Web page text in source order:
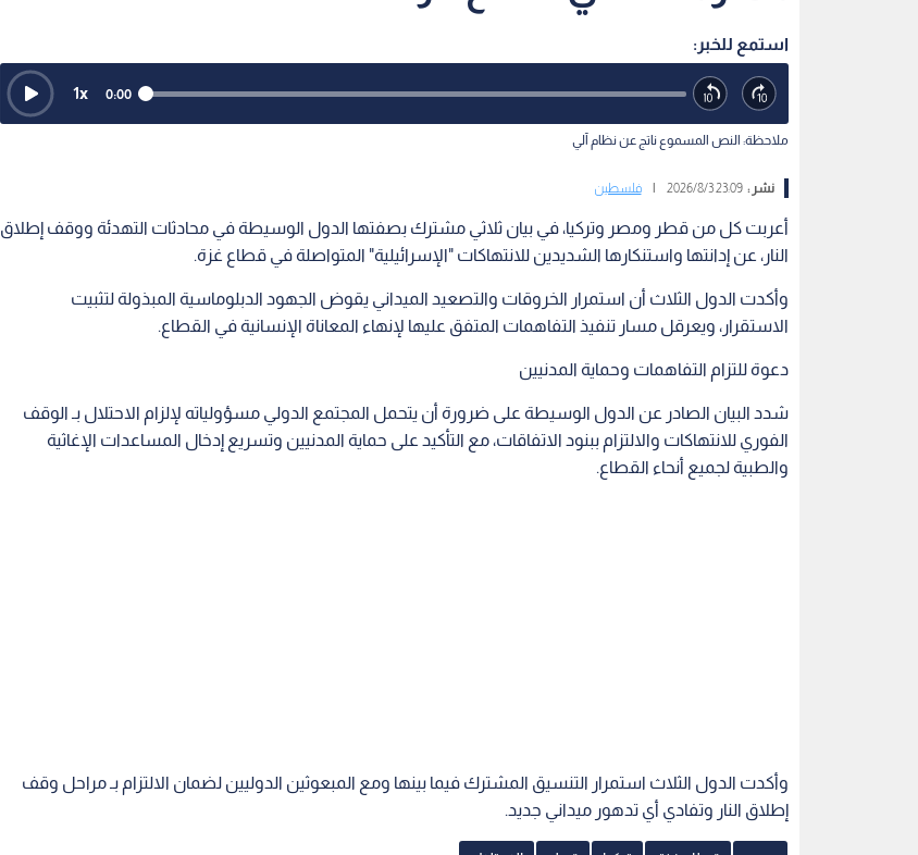
استمع للخبر:
0:00
1x
ملاحظة: النص المسموع ناتج عن نظام آلي
نشر :23:09 2026/8/3 فلسطين
أعربت كل من قطر ومصر وتركيا، في بيان ثلاثي مشترك بصفتها الدول الوسيطة في محادثات التهدئة ووقف إطلاق
النار، عن إدانتها واستنكارها الشديدين للانتهاكات "الإسرائيلية" المتواصلة في قطاع غزة.
وأكدت الدول الثلاث أن استمرار الخروقات والتصعيد الميداني يقوض الجهود الدبلوماسية المبذولة لتثبيت
الاستقرار، ويعرقل مسار تنفيذ التفاهمات المتفق عليها لإنهاء المعاناة الإنسانية في القطاع.
دعوة للتزام التفاهمات وحماية المدنيين
شدد البيان الصادر عن الدول الوسيطة على ضرورة أن يتحمل المجتمع الدولي مسؤولياته لإلزام الاحتلال بـ الوقف
الفوري للانتهاكات والالتزام ببنود الاتفاقات، مع التأكيد على حماية المدنيين وتسريع إدخال المساعدات الإغاثية
والطبية لجميع أنحاء القطاع.
وأكدت الدول الثلاث استمرار التنسيق المشترك فيما بينها ومع المبعوثين الدوليين لضمان الالتزام بـ مراحل وقف
إطلاق النار وتفادي أي تدهور ميداني جديد.